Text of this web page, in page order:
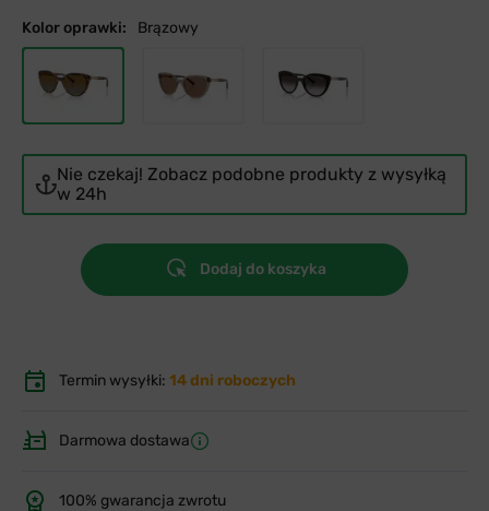
Kolor oprawki: Brązowy
Nie czekaj! Zobacz podobne produkty z wysyłką
w 24h
Dodaj do koszyka
Termin wysyłki: 14 dni roboczych
Darmowa dostawa
100% gwarancja zwrotu